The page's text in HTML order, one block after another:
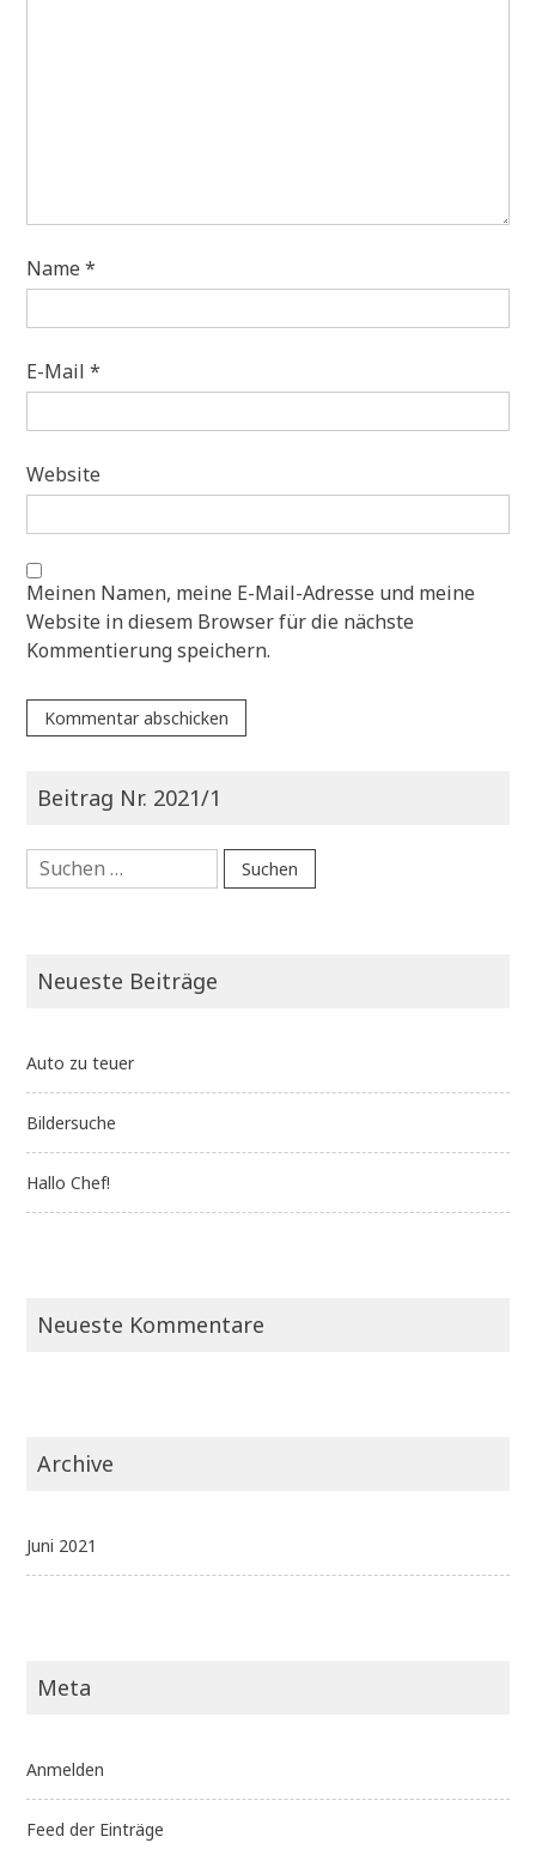
Name*
E-Mail*
Website
Meinen Namen, meine E-Mail-Adresse und meine
Website in diesem Browser für die nächste
Kommentierung speichern.
Beitrag Nr. 2021/1
Suche
nach:
Neueste Beiträge
Auto zu teuer
Bildersuche
Hallo Chef!
Neueste Kommentare
Archive
Juni 2021
Meta
Anmelden
Feed der Einträge